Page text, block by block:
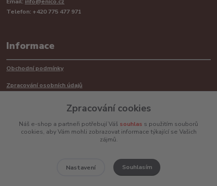
Email: info@enico.cz
Telefon: +420 775 477 971
Informace
Obchodní podmínky
Zpracování osobních údajů
Mimosoudní řešení sporů ADR
Zpracování cookies
Náš e-shop a partneři potřebují Váš souhlas s použitím souborů
cookies, aby Vám mohli zobrazovat informace týkající se Vašich
zájmů.
Nastavení Souhlasím